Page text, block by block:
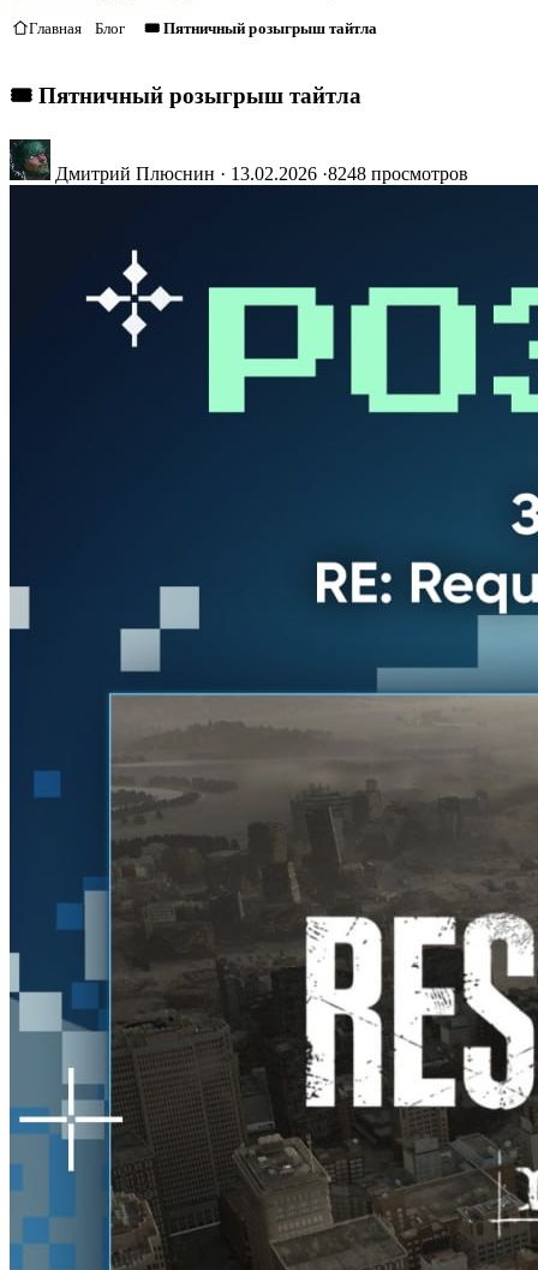
Главная Блог 🎟 Пятничный розыгрыш тайтла
🎟 Пятничный розыгрыш тайтла
Дмитрий Плюснин · 13.02.2026 ·8248 просмотров